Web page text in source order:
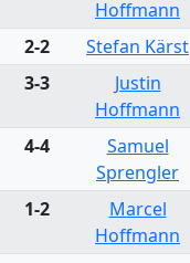
Hoffmann
2-2 Stefan Kärst
3-3
Justin
Hoffmann
4-4
Samuel
Sprengler
1-2
Marcel
Hoffmann